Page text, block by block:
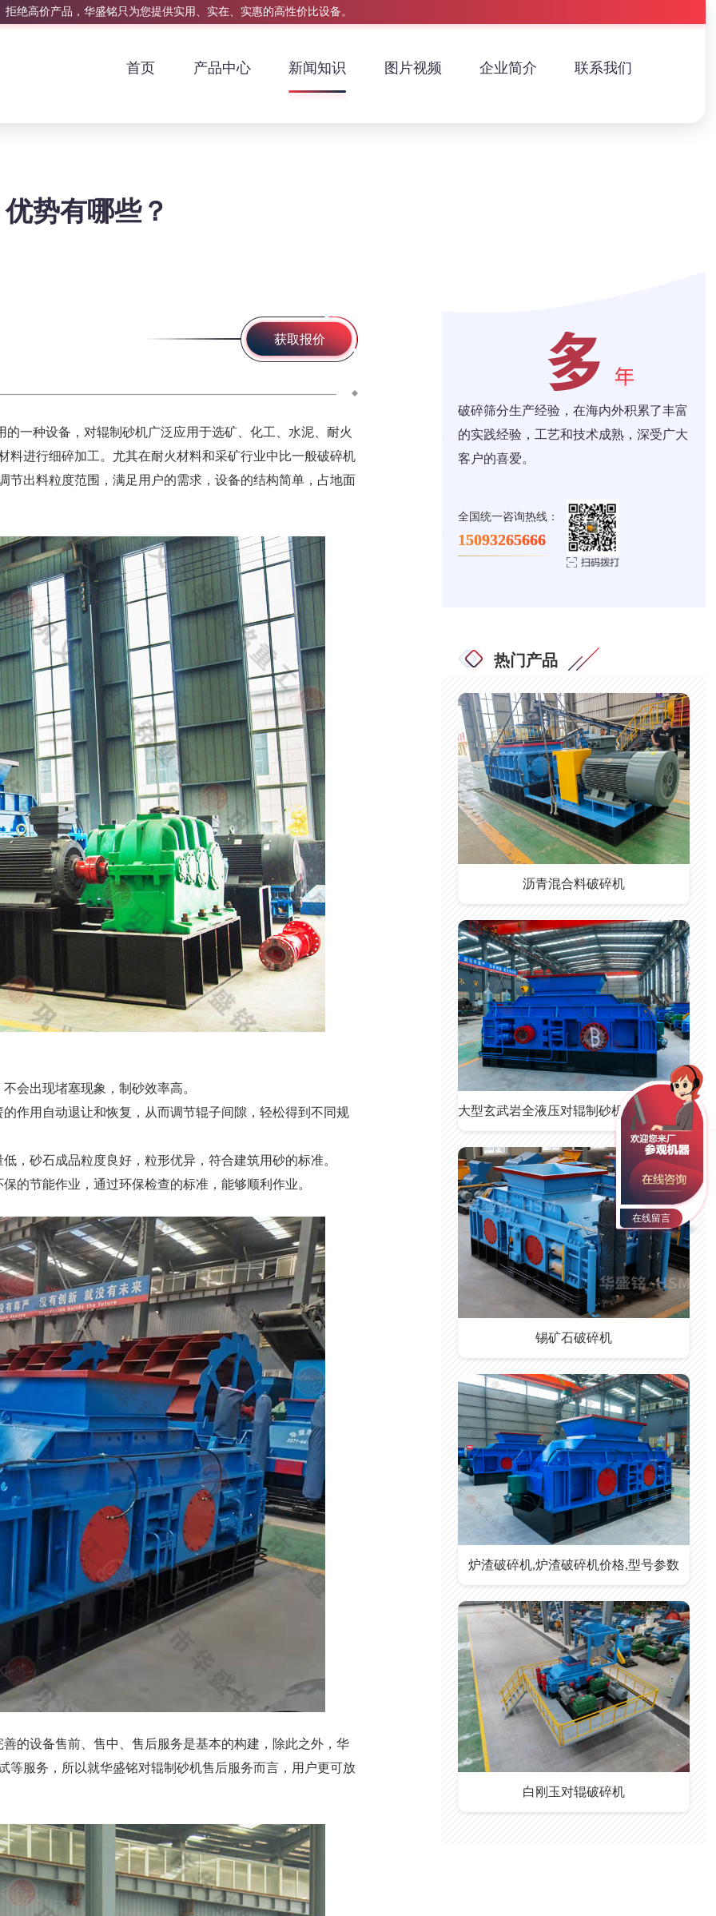
拒绝高价产品，华盛铭只为您提供实用、实在、实惠的高性价比设备。
首页 产品中心 新闻知识 图片视频 企业简介 联系我们
势有哪些？
获取报价
的一种设备，对辊制砂机广泛应用于选矿、化工、水泥、耐火
料进行细碎加工。尤其在耐火材料和采矿行业中比一般破碎机
节出料粒度范围，满足用户的需求，设备的结构简单，占地面
会出现堵塞现象，制砂效率高。
作用自动退让和恢复，从而调节辊子间隙，轻松得到不同规
，砂石成品粒度良好，粒形优异，符合建筑用砂的标准。
的节能作业，通过环保检查的标准，能够顺利作业。
设备售前、售中、售后服务是基本的构建，除此之外，华
等服务，所以就华盛铭对辊制砂机售后服务而言，用户更可放
破碎筛分生产经验，在海内外积累了丰富
的实践经验，工艺和技术成熟，深受广大
客户的喜爱。
全国统一咨询热线：
15093265666
热门产品
沥青混合料破碎机
大型玄武岩全液压对辊制砂机,大型玄武岩全液压对辊制砂机价格
锡矿石破碎机
炉渣破碎机,炉渣破碎机价格,型号参数
白刚玉对辊破碎机
在线留言